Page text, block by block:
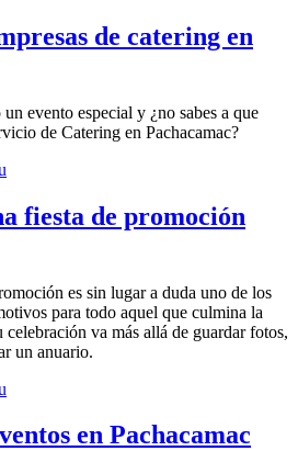
de catering en
evento especial y ¿no sabes a que
de Catering en Pachacamac?
fiesta de promoción
es sin lugar a duda uno de los
para todo aquel que culmina la
celebración va más allá de guardar fotos,
un anuario.
en Pachacamac